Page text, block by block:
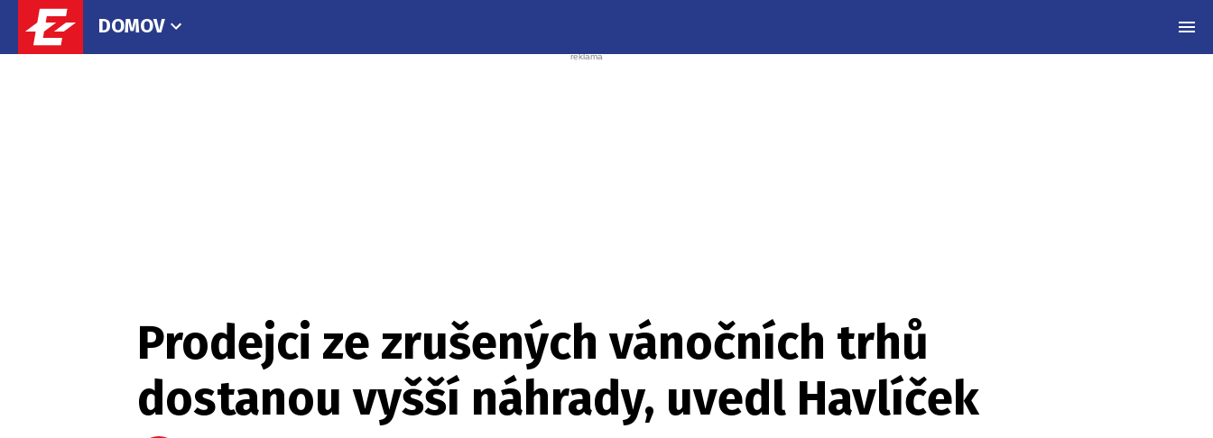
DOMOV
Prodejci ze zrušených vánočních trhů
dostanou vyšší náhrady, uvedl Havlíček